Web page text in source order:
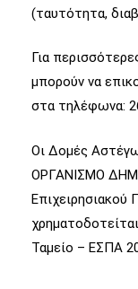
(ταυτότητα,
Για
μπορούν να
στα τηλέφωνα:
Οι Δομές
ΟΡΓΑΝΙΣΜΟ
Επιχειρησιακού
Ταμείο – ΕΣΠΑ